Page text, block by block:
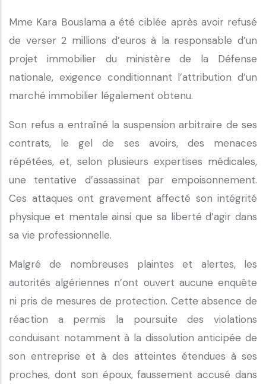
Mme Kara Bouslama a été ciblée après avoir refusé
de verser 2 millions d’euros à la responsable d’un
projet immobilier du ministère de la Défense
nationale, exigence conditionnant l’attribution d’un
marché immobilier légalement obtenu.
Son refus a entraîné la suspension arbitraire de ses
contrats, le gel de ses avoirs, des menaces
répétées, et, selon plusieurs expertises médicales,
une tentative d’assassinat par empoisonnement.
Ces attaques ont gravement affecté son intégrité
physique et mentale ainsi que sa liberté d’agir dans
sa vie professionnelle.
Malgré de nombreuses plaintes et alertes, les
autorités algériennes n’ont ouvert aucune enquête
ni pris de mesures de protection. Cette absence de
réaction a permis la poursuite des violations
conduisant notamment à la dissolution anticipée de
son entreprise et à des atteintes étendues à ses
proches, dont son époux, faussement accusé dans